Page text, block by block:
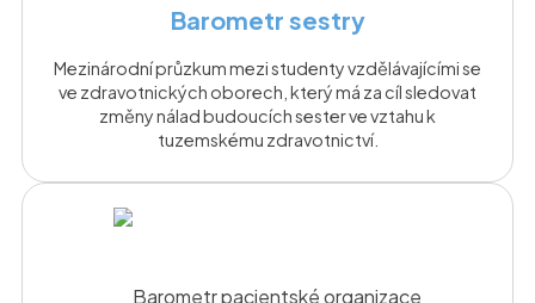
Barometr sestry
Mezinárodní průzkum mezi studenty vzdělávajícími se
ve zdravotnických oborech, který má za cíl sledovat
změny nálad budoucích sester ve vztahu k
tuzemskému zdravotnictví.